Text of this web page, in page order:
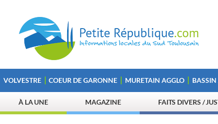
VOLVESTRE COEUR DE GARONNE MURETAIN AGGLO
À LA UNE MAGAZINE FAITS DIVERS /